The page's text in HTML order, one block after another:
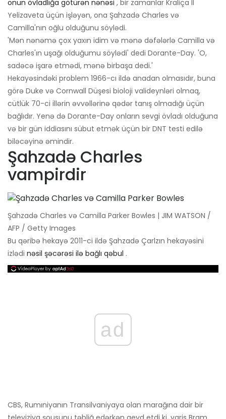
onun övladlığa götürən nənəsi , bir zamanlar Kraliça II
Yelizaveta üçün işləyən, ona Şahzadə Charles və
Camilla'nın oğlu olduğunu söylədi.
'Mən nənəmə çox yaxın idim və mənə dəfələrlə Camilla və
Charles'ın uşağı olduğumu söylədi' dedi Dorante-Day. 'O,
sadəcə işarə etmədi, mənə birbaşa dedi.'
Hekayəsindəki problem 1966-cı ildə anadan olmasıdır, buna
görə Duke və Cornwall Düşesi bioloji valideynləri olmaq,
cütlük 70-ci illərin əvvəllərinə qədər tanış olmadığı üçün
bağlıdır. Yenə də Dorante-Day onların sevgi övladı olduğuna
və bir gün iddiasını sübut etmək üçün bir DNT testi edilə
biləcəyinə əmindir.
Şahzadə Charles
vampirdir
Şahzadə Charles və Camilla Parker Bowles | JIM WATSON /
AFP / Getty Images
Bu qəribə hekayə 2011-ci ildə Şahzadə Çarlzın hekayəsini
izlədi nəsil şəcərəsi ilə bağlı qəbul .
ad
CBS, Rumıniyanın Transilvaniyaya olan marağına dair bir